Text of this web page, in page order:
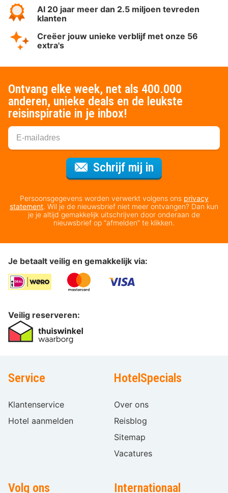
Al 20 jaar meer dan 2.5 miljoen tevreden
klanten
Creëer jouw unieke verblijf met onze 56
extra's
Ontvang elke week, net als 400.000
anderen, unieke deals en de leukste
reisinspiratie in je inbox!
Schrijf mij in
Persoonsgegevens worden verwerkt volgens ons privacy
statement. Wil je de nieuwsbrief niet meer ontvangen? Dan kun
je je altijd gemakkelijk uitschrijven door onderaan de
nieuwsbrief op “afmelden” te klikken.
Je betaalt veilig en gemakkelijk via:
Veilig reserveren:
Service
Klantenservice
Hotel aanmelden
HotelSpecials
Over ons
Reisblog
Sitemap
Vacatures
Volg ons Internationaal